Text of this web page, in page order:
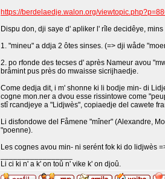
https://berdelaedje.walon.org/
Dispu don, dji saye d' apliker l' rîle decidêye,
1. "mineu" a ddja 2 ôtes sinses. (=> dji wåde
2. po rfonde des tecses d' après Nameur avou
bråmint pus près do mwaisse sicrijhaedje.
Come dedja dit, i m' shonne ki li bodje min- di
cogne mon.ner a dvou esse rissintowe come
stî rcandjeye a "Lidjwès", copiaedje del cawete
Li disfondowe del Fåmene "mîner" (Alexandre,
"poenne).
Les cognes avou min- ni serént fok ki do lidjwès
Li ci ki n' a k' on toû n' vike k' on djoû.